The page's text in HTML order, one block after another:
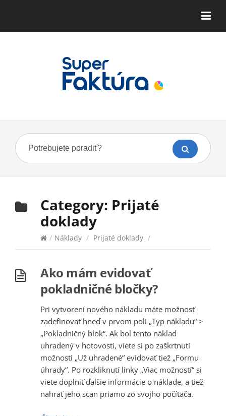
Category: Prijaté
doklady
/ Náklady / Prijaté doklady /
Ako mám evidovať
pokladničné bločky?
Pri vytvorení nového nákladu máte možnosť
zadefinovať hneď v prvom poli „Typ nákladu“ >
„Pokladničný blok“. Ak bol tento náklad
uhradený v hotovosti, viete si po zaškrtnutí
možnosti „Už uhradené“ evidovať tiež „Formu
úhrady“. Po rozkliknutí linky „Viac možností“ si
viete doplniť ďalšie informácie o náklade, a tiež
nahrať jeho scan priamo zo svojho počítača.